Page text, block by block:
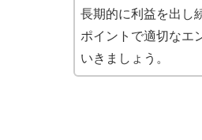
長期的に利益を出し
ポイントで適切なエ
いきましょう。